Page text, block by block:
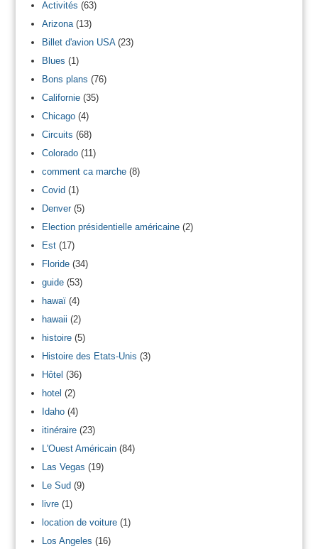
Activités (63)
Arizona(13)
Billet d'avion USA(23)
Blues (1)
Bons plans (76)
Californie(35)
Chicago(4)
Circuits (68)
Colorado(11)
comment ca marche(8)
Covid(1)
Denver(5)
Election présidentielle américaine(2)
Est(17)
Floride(34)
guide(53)
hawaï(4)
hawaii (2)
histoire(5)
Histoire des Etats-Unis (3)
Hôtel (36)
hotel (2)
Idaho(4)
itinéraire(23)
L'Ouest Américain(84)
Las Vegas (19)
Le Sud(9)
livre(1)
location de voiture(1)
Los Angeles (16)